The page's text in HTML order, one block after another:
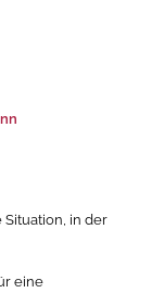
Situation, in der
eine